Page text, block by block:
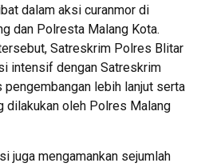
dalam aksi curanmor di
dan Polresta Malang Kota.
Satreskrim Polres Blitar
intensif dengan Satreskrim
lebih lanjut serta
dilakukan oleh Polres Malang
juga mengamankan sejumlah